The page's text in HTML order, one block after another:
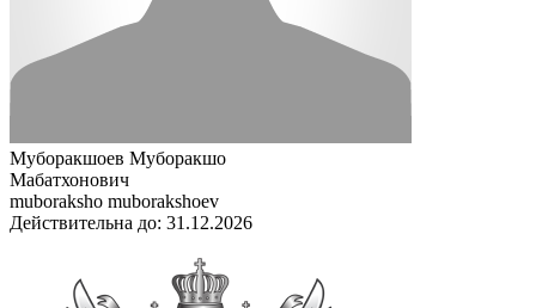
Муборакшоев Муборакшо
Мабатхонович
muboraksho muborakshoev
Действительна до: 31.12.2026